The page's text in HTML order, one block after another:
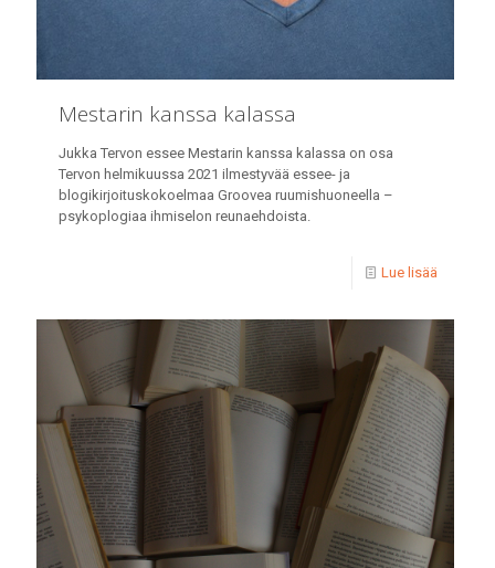
Mestarin kanssa kalassa
Jukka Tervon essee Mestarin kanssa kalassa on osa
Tervon helmikuussa 2021 ilmestyvää essee- ja
blogikirjoituskokoelmaa Groovea ruumishuoneella –
psykoplogiaa ihmiselon reunaehdoista.
Lue lisää